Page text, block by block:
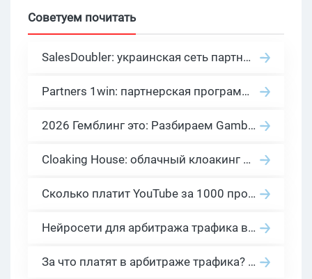
Советуем почитать
SalesDoubler: украинская сеть партнерских программ с оплатой за действие
Partners 1win: партнерская программа казино в нише гемблинг арбитраж
2026 Гемблинг это: Разбираем Gambling вертикаль, и все что связано с гемблинг и беттинг офферами
Cloaking House: облачный клоакинг для фильтрации ботов FB и Google Ads — гайд PHP-интеграции 2026
Сколько платит YouTube за 1000 просмотров в 2026: реальные цифры от 0.5 до 36 USD по ГЕО
Нейросети для арбитража трафика в 2026: инструменты, кейсы и AI-медиабайеры
За что платят в арбитраже трафика? 30 моделей оплаты в бурж и СНГ партнерках